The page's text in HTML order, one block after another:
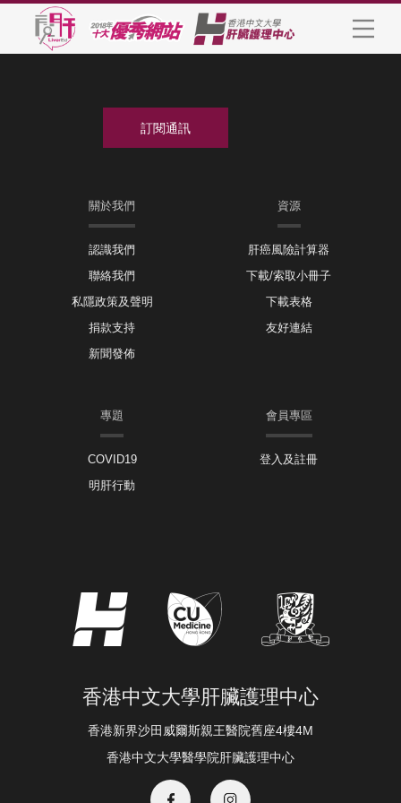
關於我們
認識我們
聯絡我們
私隱政策及聲明
捐款支持
新聞發佈
資源
肝癌風險計算器
下載/索取小冊子
下載表格
友好連結
專題
COVID19
明肝行動
會員專區
登入及註冊
香港中文大學肝臟護理中心
香港新界沙田威爾斯親王醫院舊座4樓4M
香港中文大學醫學院肝臟護理中心